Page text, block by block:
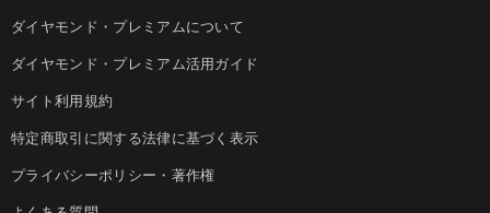
ダイヤモンド・プレミアムについて
ダイヤモンド・プレミアム活用ガイド
サイト利用規約
特定商取引に関する法律に基づく表示
プライバシーポリシー・著作権